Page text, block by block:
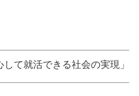
て就活できる社会の実現」